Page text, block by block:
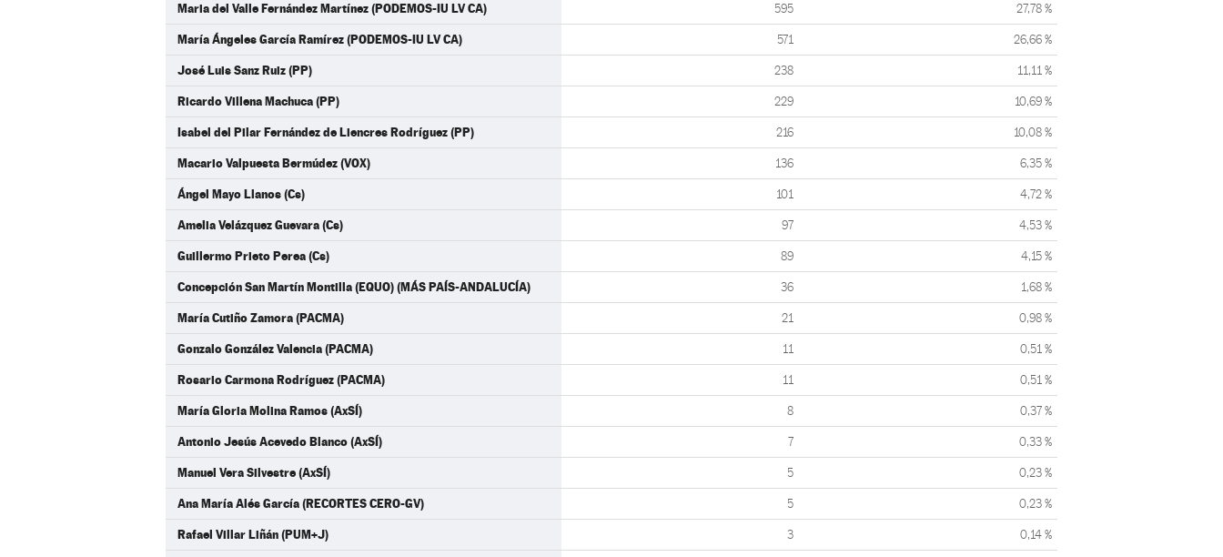
Maria del Valle Fernández Martínez (PODEMOS-IU LV CA) 595 27,78 %
María Ángeles García Ramírez (PODEMOS-IU LV CA) 571 26,66 %
José Luis Sanz Ruiz (PP) 238 11,11 %
Ricardo Villena Machuca (PP) 229 10,69 %
Isabel del Pilar Fernández de Liencres Rodríguez (PP) 216 10,08 %
Macario Valpuesta Bermúdez (VOX) 136 6,35 %
Ángel Mayo Llanos (Cs) 101 4,72 %
Amelia Velázquez Guevara (Cs) 97 4,53 %
Guillermo Prieto Perea (Cs) 89 4,15 %
Concepción San Martín Montilla (EQUO) (MÁS PAÍS-ANDALUCÍA) 36 1,68 %
María Cutiño Zamora (PACMA) 21 0,98 %
Gonzalo González Valencia (PACMA) 11 0,51 %
Rosario Carmona Rodríguez (PACMA) 11 0,51 %
María Gloria Molina Ramos (AxSÍ) 8 0,37 %
Antonio Jesús Acevedo Blanco (AxSÍ) 7 0,33 %
Manuel Vera Silvestre (AxSÍ) 5 0,23 %
Ana María Alés García (RECORTES CERO-GV) 5 0,23 %
Rafael Villar Liñán (PUM+J) 3 0,14 %